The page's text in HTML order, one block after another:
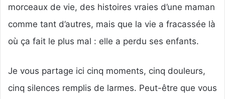
morceaux de vie, des histoires vraies d’une maman
comme tant d’autres, mais que la vie a fracassée là
où ça fait le plus mal : elle a perdu ses enfants.
Je vous partage ici cinq moments, cinq douleurs,
cinq silences remplis de larmes. Peut-être que vous